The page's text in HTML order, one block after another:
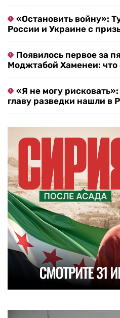
«Остановить войну»:
России и Украине с
Появилось первое за
Моджтабой Хаменеи: что
«Я не могу
главу разведки нашли в